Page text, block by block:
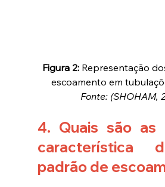
Figura 2: Representação
escoamento em
Fonte: (SHOHAM,
4. Quais são as
característica
padrão de